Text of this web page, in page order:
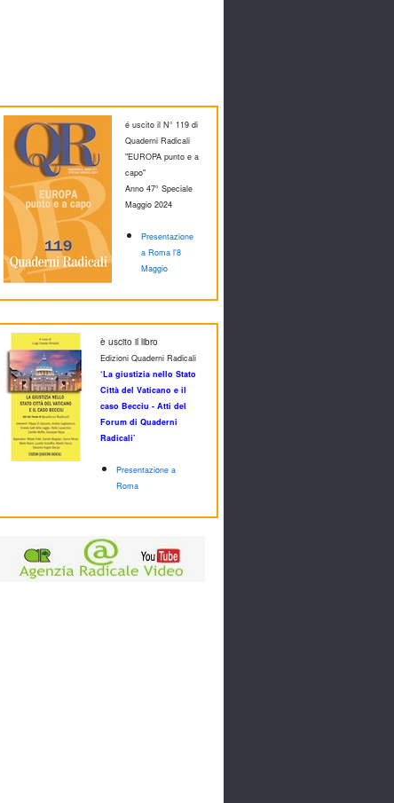
é uscito il N° 119 di
Quaderni Radicali
"EUROPA punto e a
capo"
Anno 47° Speciale
Maggio 2024
Presentazione
a Roma l'8
Maggio
è uscito il libro
Edizioni Quaderni Radicali
‘La giustizia nello Stato
Città del Vaticano e il
caso Becciu - Atti del
Forum di Quaderni
Radicali’
Presentazione a
Roma